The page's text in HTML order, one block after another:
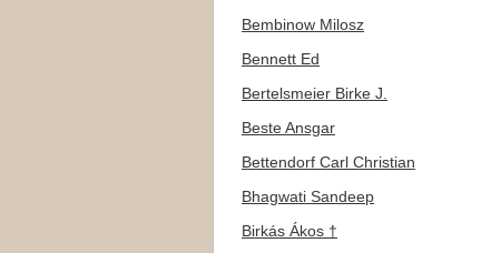
Bembinow Milosz
Bennett Ed
Bertelsmeier Birke J.
Beste Ansgar
Bettendorf Carl Christian
Bhagwati Sandeep
Birkás Ákos †